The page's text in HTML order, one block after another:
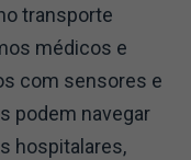
transporte
médicos e
com sensores e
podem navegar
hospitalares,